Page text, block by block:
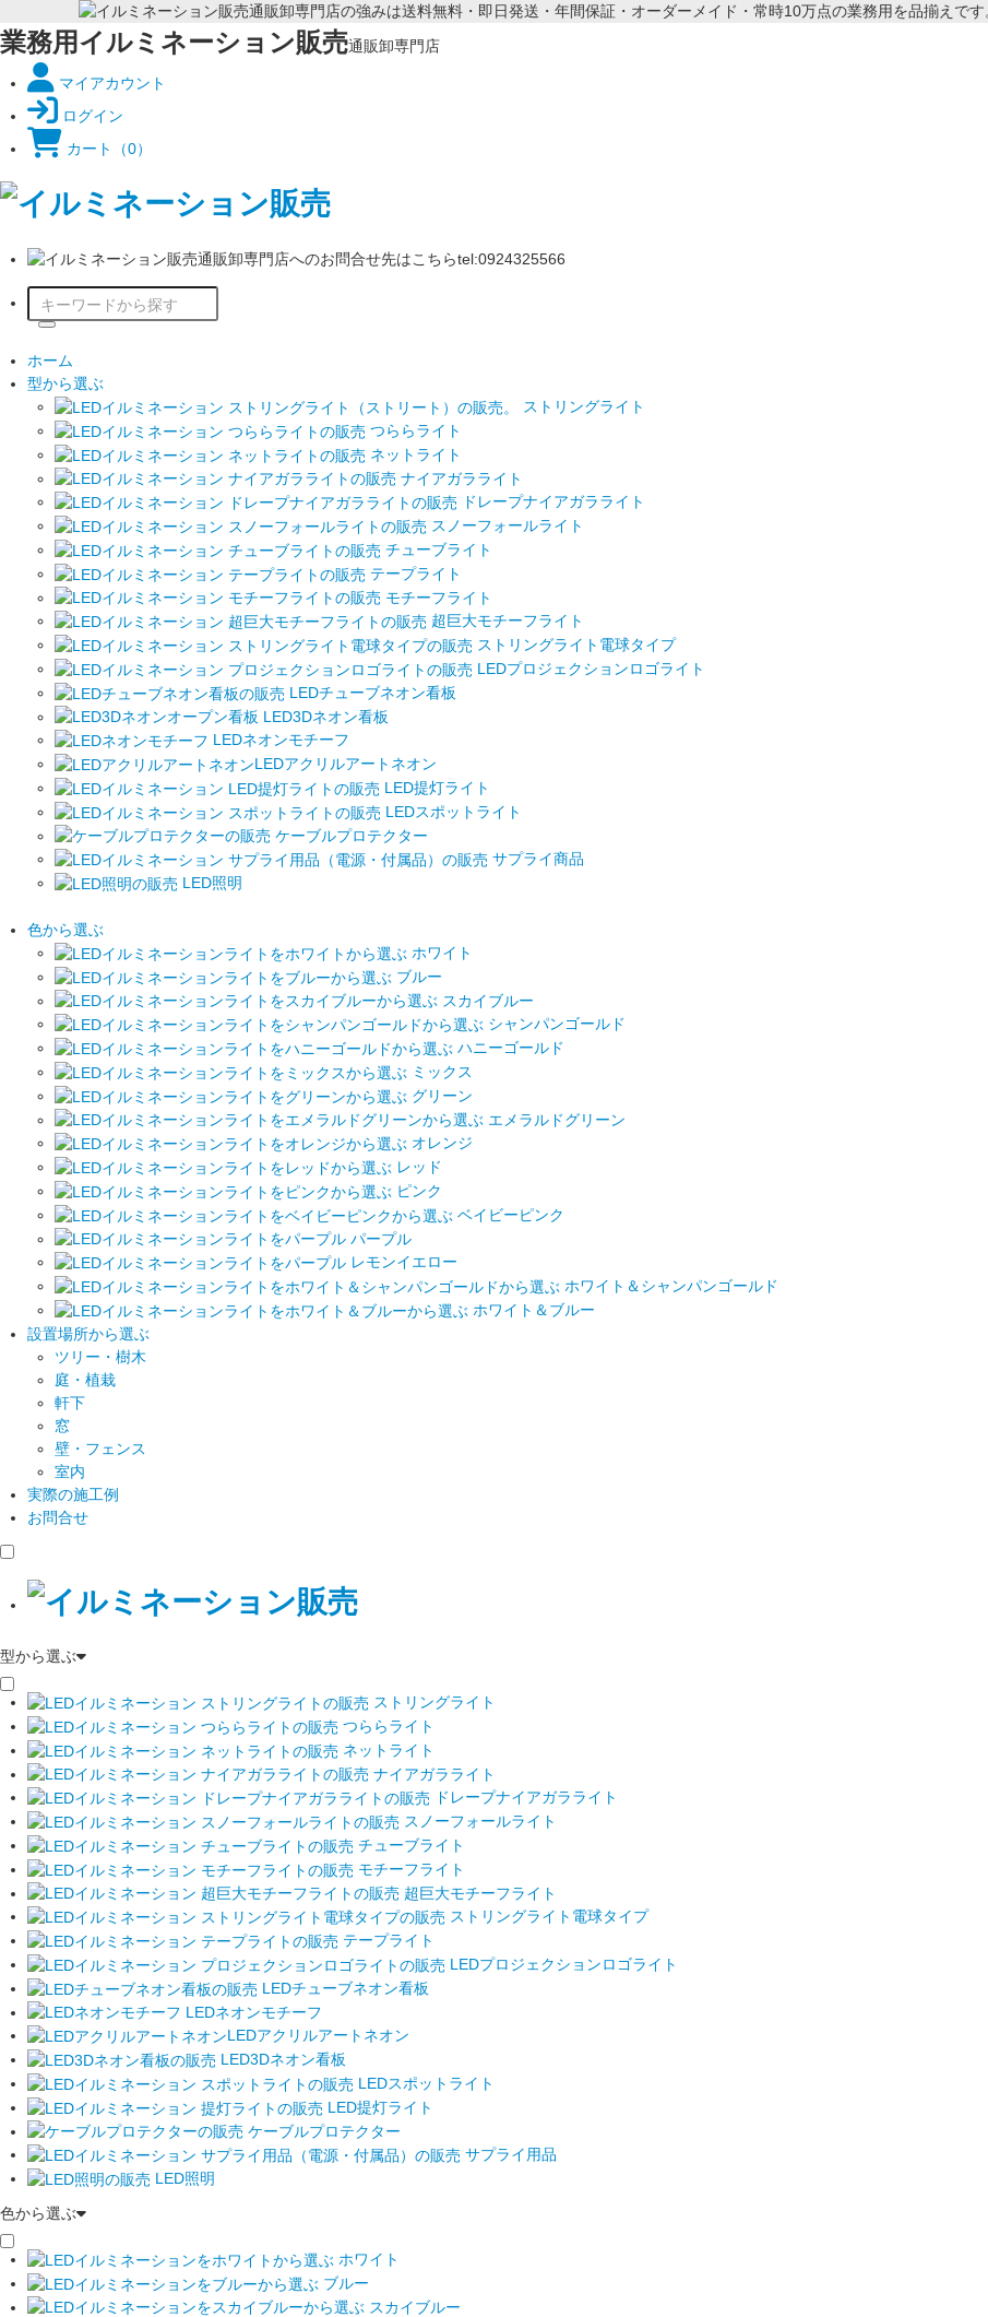
業務用イルミネーション販売通販卸専門店
マイアカウント
ログイン
カート
（0）
ホーム
型から選ぶ
ストリングライト
つららライト
ネットライト
ナイアガラライト
ドレープナイアガラライト
スノーフォールライト
チューブライト
テープライト
モチーフライト
超巨大モチーフライト
ストリングライト電球タイプ
LEDプロジェクションロゴライト
LEDチューブネオン看板
LED3Dネオン看板
LEDネオンモチーフ
LEDアクリルアートネオン
LED提灯ライト
LEDスポットライト
ケーブルプロテクター
サプライ商品
LED照明
色から選ぶ
ホワイト
ブルー
スカイブルー
シャンパンゴールド
ハニーゴールド
ミックス
グリーン
エメラルドグリーン
オレンジ
レッド
ピンク
ベイビーピンク
パープル
レモンイエロー
ホワイト＆シャンパンゴールド
ホワイト＆ブルー
設置場所から選ぶ
ツリー・樹木
庭・植栽
軒下
窓
壁・フェンス
室内
実際の施工例
お問合せ
型から選ぶ
ストリングライト
つららライト
ネットライト
ナイアガラライト
ドレープナイアガラライト
スノーフォールライト
チューブライト
モチーフライト
超巨大モチーフライト
ストリングライト電球タイプ
テープライト
LEDプロジェクションロゴライト
LEDチューブネオン看板
LEDネオンモチーフ
LEDアクリルアートネオン
LED3Dネオン看板
LEDスポットライト
LED提灯ライト
ケーブルプロテクター
サプライ用品
LED照明
色から選ぶ
ホワイト
ブルー
スカイブルー